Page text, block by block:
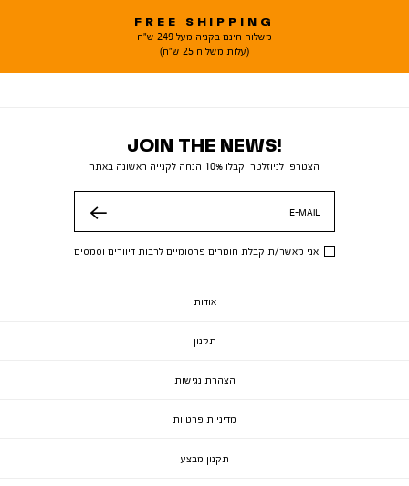
FREE SHIPPING
משלוח חינם בקניה מעל 249 ש"ח
(עלות משלוח 25 ש"ח)
JOIN THE NEWS!
הצטרפו לניוזלטר וקבלו 10% הנחה לקנייה ראשונה באתר
E-MAIL
אני מאשר/ת קבלת חומרים פרסומיים לרבות דיוורים וסמסים
אודות
תקנון
הצהרת נגישות
מדיניות פרטיות
תקנון מבצע